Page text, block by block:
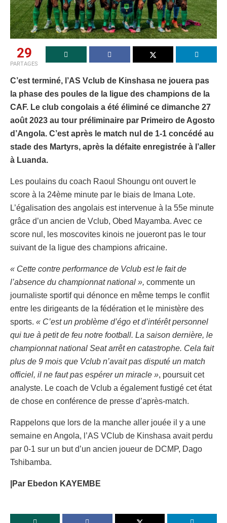
29
PARTAGES
C’est terminé, l’AS Vclub de Kinshasa ne jouera pas
la phase des poules de la ligue des champions de la
CAF. Le club congolais a été éliminé ce dimanche 27
août 2023 au tour préliminaire par Primeiro de Agosto
d’Angola. C’est après le match nul de 1-1 concédé au
stade des Martyrs, après la défaite enregistrée à l’aller
à Luanda.
Les poulains du coach Raoul Shoungu ont ouvert le
score à la 24ème minute par le biais de Imana Lote.
L’égalisation des angolais est intervenue à la 55e minute
grâce d’un ancien de Vclub, Obed Mayamba. Avec ce
score nul, les moscovites kinois ne joueront pas le tour
suivant de la ligue des champions africaine.
« Cette contre performance de Vclub est le fait de
l’absence du championnat national », commente un
journaliste sportif qui dénonce en même temps le conflit
entre les dirigeants de la fédération et le ministère des
sports. « C’est un problème d’égo et d’intérêt personnel
qui tue à petit de feu notre football. La saison dernière, le
championnat national Seat arrêt en catastrophe. Cela fait
plus de 9 mois que Vclub n’avait pas disputé un match
officiel, il ne faut pas espérer un miracle », poursuit cet
analyste. Le coach de Vclub a également fustigé cet état
de chose en conférence de presse d’après-match.
Rappelons que lors de la manche aller jouée il y a une
semaine en Angola, l’AS VClub de Kinshasa avait perdu
par 0-1 sur un but d’un ancien joueur de DCMP, Dago
Tshibamba.
|Par Ebedon KAYEMBE